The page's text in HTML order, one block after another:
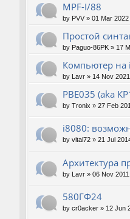
MPF-I/88
by PVV » 01 Mar
Простой
by Paguo-86PK » 17
Компьютер на
by Lavr » 14 Nov
РВЕ035 (aka
by Tronix » 27 Feb
i8080:
by vital72 » 21 Jul
Архитектура
by Lavr » 06 Nov
580ГФ24
by cr0acker » 12 Jun